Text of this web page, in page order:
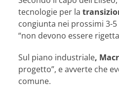
tecnologie per la
congiunta nei prossimi 3-
“non devono essere
Sul piano industriale,
progetto”, e avverte che
comune.